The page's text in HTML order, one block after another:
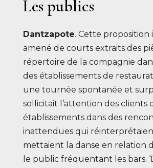
Les publics
Dantzapote. Cette proposition
amené de courts extraits des
répertoire de la compagnie
des établissements de
une tournée spontanée et
sollicitait l’attention des clients
établissements dans des
inattendues qui
mettaient la danse en relation
le public fréquentant les bars.